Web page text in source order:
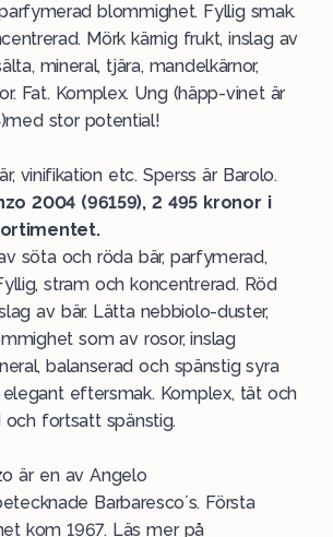
blommighet. Fyllig smak.
Mörk kärnig frukt, inslag av
mineral, tjära, mandelkärnor,
Fat. Komplex. Ung (häpp-vinet är
stor potential!
vinifikation etc. Sperss är Barolo.
2004 (96159), 2 495 kronor i
söta och röda bär, parfymerad,
stram och koncentrerad. Röd
av bär. Lätta nebbiolo-duster,
som av rosor, inslag
balanserad och spänstig syra
eftersmak. Komplex, tät och
och fortsatt spänstig.
är en av Angelo
Barbaresco´s. Första
kom 1967. Läs mer på